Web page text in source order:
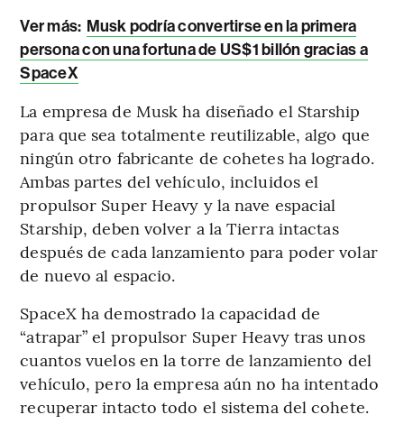
Ver más: Musk podría convertirse en la primera
persona con una fortuna de US$1 billón gracias a
SpaceX
La empresa de Musk ha diseñado el Starship
para que sea totalmente reutilizable, algo que
ningún otro fabricante de cohetes ha logrado.
Ambas partes del vehículo, incluidos el
propulsor Super Heavy y la nave espacial
Starship, deben volver a la Tierra intactas
después de cada lanzamiento para poder volar
de nuevo al espacio.
SpaceX ha demostrado la capacidad de
“atrapar” el propulsor Super Heavy tras unos
cuantos vuelos en la torre de lanzamiento del
vehículo, pero la empresa aún no ha intentado
recuperar intacto todo el sistema del cohete.